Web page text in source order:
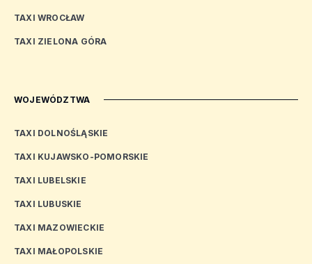
TAXI WROCŁAW
TAXI ZIELONA GÓRA
WOJEWÓDZTWA
TAXI DOLNOŚLĄSKIE
TAXI KUJAWSKO-POMORSKIE
TAXI LUBELSKIE
TAXI LUBUSKIE
TAXI MAZOWIECKIE
TAXI MAŁOPOLSKIE